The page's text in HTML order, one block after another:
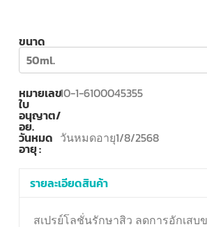
ขนาด
50ml.
หมายเลข
ใบ
อนุญาต/
อย.
10-1-6100045355
วันหมด
อายุ :
วันหมดอายุ1/8/2568
รายละเอียดสินค้า
สเปรย์โลชั่นรักษาสิว ลดการอักเสบ